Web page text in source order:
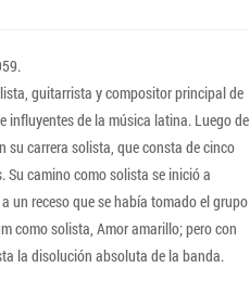
guitarrista y compositor principal de
influyentes de la música latina. Luego de
su carrera solista, que consta de cinco
Su camino como solista se inició a
un receso que se había tomado el grupo
como solista, Amor amarillo; pero con
la disolución absoluta de la banda.